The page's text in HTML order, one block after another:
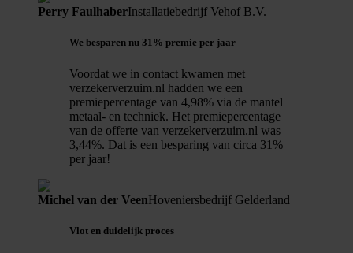
Perry FaulhaberInstallatiebedrijf Vehof B.V.
We besparen nu 31% premie per jaar
Voordat we in contact kwamen met
verzekerverzuim.nl hadden we een
premiepercentage van 4,98% via de mantel
metaal- en techniek. Het premiepercentage
van de offerte van verzekerverzuim.nl was
3,44%. Dat is een besparing van circa 31%
per jaar!
Michel van der VeenHoveniersbedrijf Gelderland
Vlot en duidelijk proces